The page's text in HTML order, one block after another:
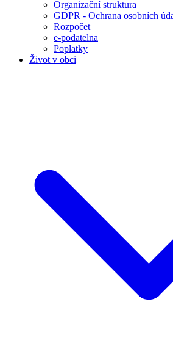
Organizační struktura
GDPR - Ochrana osobních
Rozpočet
e-podatelna
Poplatky
Život v obci